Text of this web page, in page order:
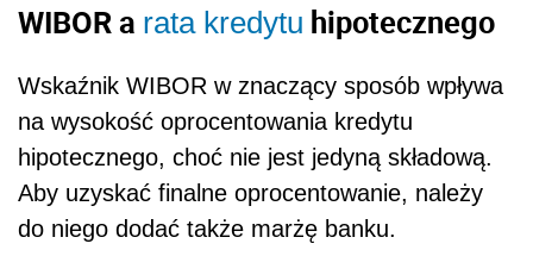
WIBOR a rata kredytu hipotecznego
Wskaźnik WIBOR w znaczący sposób wpływa
na wysokość oprocentowania kredytu
hipotecznego, choć nie jest jedyną składową.
Aby uzyskać finalne oprocentowanie, należy
do niego dodać także marżę banku.